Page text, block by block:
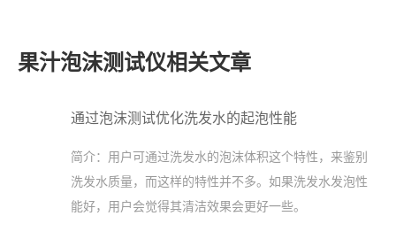
果汁泡沫测试仪相关文章
通过泡沫测试优化洗发水的起泡性能
简介： 用户可通过洗发水的泡沫体积这个特性，来鉴别
洗发水质量，而这样的特性并不多。如果洗发水发泡性
能好，用户会觉得其清洁效果会更好一些。